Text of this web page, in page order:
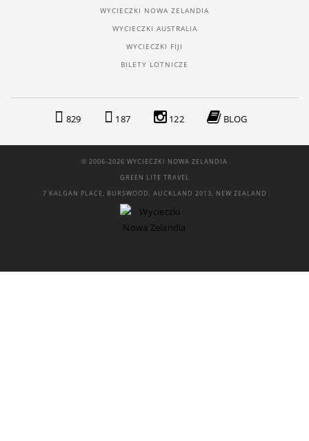
WYCIECZKI NOWA ZELANDIA
WYCIECZKI AUSTRALIA
WYCIECZKI FIJI
BILETY LOTNICZE
829 187 122 BLOG
© 2006-2026 WYCIECZKI NOWA ZELANDIA
GREEN LITE TRAVEL
7 KALGAN PLACE, BURSWOOD, AUCKLAND 2013, NEW ZEALAND